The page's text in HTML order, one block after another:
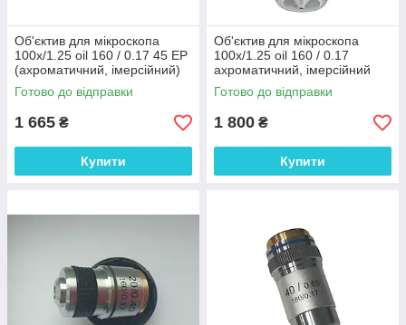
Об'єктив для мікроскопа
100х/1.25 oil 160 / 0.17 45 ЕР
(ахроматичний, імерсійний)
Готово до відправки
1 665 ₴
Купити
Об'єктив для мікроскопа
100х/1.25 oil 160 / 0.17
ахроматичний, імерсійний
Готово до відправки
1 800 ₴
Купити